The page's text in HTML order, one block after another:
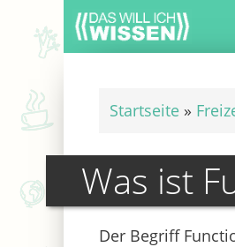
Inhalt
springen
Startseite »
Was ist
Der Begriff